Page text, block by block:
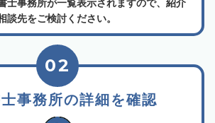
士事務所が一覧表示されますので、紹介
談先をご検討ください。
事務所の詳細を確認
02